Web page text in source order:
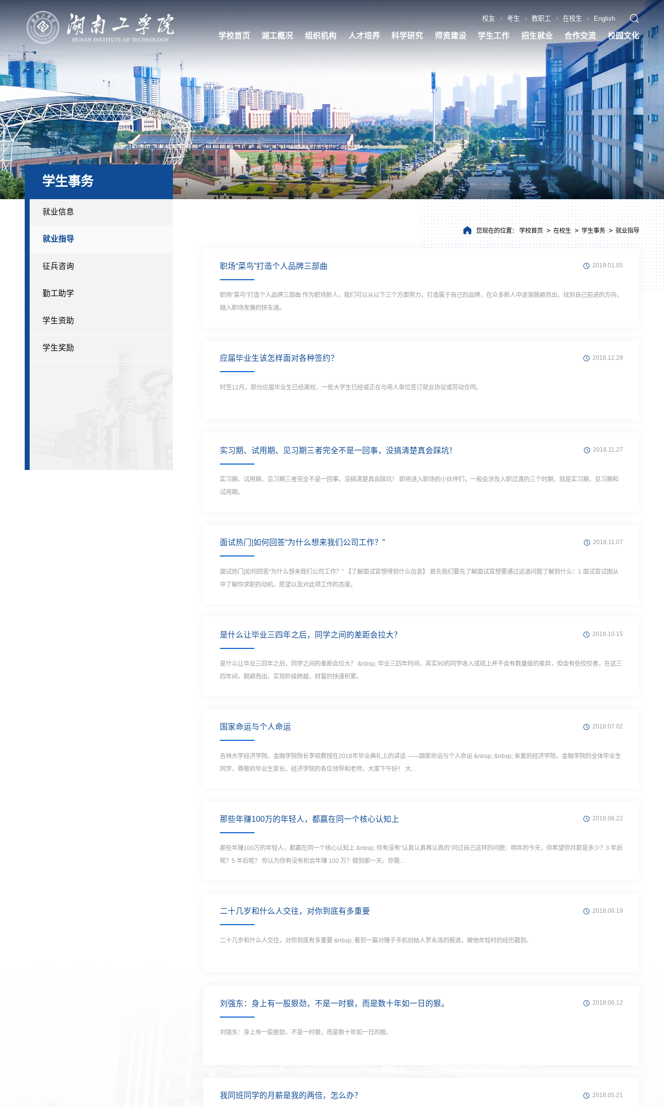
校友 | 考生 | 教职工 | 在校生 | English
学校首页 湖工概况 组织机构 人才培养 科学研究 师资建设 学生工作 招生就业 合作交流 校园文化
学生事务
就业信息
就业指导
征兵咨询
勤工助学
学生资助
学生奖励
您现在的位置：学校首页 > 在校生 > 学生事务 > 就业指导
职场“菜鸟”打造个人品牌三部曲 2019.01.05
职场“菜鸟”打造个人品牌三部曲 作为职场新人，我们可以从以下三个方面努力，打造属于自己的品牌，在众多新人中逐渐脱颖而出，找到自己前进的方向，
踏入职场发展的快车道。
应届毕业生该怎样面对各种签约？ 2018.12.29
时至12月，部分应届毕业生已经离校，一些大学生已经或正在与用人单位签订就业协议或劳动合同。
实习期、试用期、见习期三者完全不是一回事，没搞清楚真会踩坑！ 2018.11.27
实习期、试用期、见习期三者完全不是一回事，没搞清楚真会踩坑！ 即将进入职场的小伙伴们，一般会涉及入职过渡的三个时期，就是实习期、见习期和
试用期。
面试热门|如何回答“为什么想来我们公司工作？” 2018.11.07
面试热门|如何回答“为什么想来我们公司工作？” 【了解面试官想得到什么信息】 首先我们要先了解面试官想要通过这道问题了解到什么：1.面试官试图从
中了解你求职的动机、愿望以及对此项工作的态度。
是什么让毕业三四年之后，同学之间的差距会拉大？ 2018.10.15
是什么让毕业三四年之后，同学之间的差距会拉大？ &nbsp; 毕业三四年时间，其实90的同学收入成就上并不会有数量级的差异，但会有些佼佼者，在这三
四年间，脱颖而出，实现阶级跨越，财富的快速积累。
国家命运与个人命运 2018.07.02
吉林大学经济学院、金融学院院长李晓教授在2018年毕业典礼上的讲话 ——国家命运与个人命运 &nbsp; &nbsp; 亲爱的经济学院、金融学院的全体毕业生
同学，尊敬的毕业生家长，经济学院的各位领导和老师，大家下午好！ 大...
那些年赚100万的年轻人，都赢在同一个核心认知上 2018.06.22
那些年赚100万的年轻人，都赢在同一个核心认知上 &nbsp; 你有没有“认真认真再认真的”问过自己这样的问题：明年的今天，你希望你月薪是多少？3 年后
呢？5 年后呢？ 你认为你有没有机会年赚 100 万？做到那一天，你需...
二十几岁和什么人交往，对你到底有多重要 2018.06.19
二十几岁和什么人交往，对你到底有多重要 &nbsp; 看到一篇对锤子手机创始人罗永浩的报道，被他年轻时的经历戳到。
刘强东：身上有一股狠劲，不是一时狠，而是数十年如一日的狠。 2018.06.12
刘强东：身上有一股狠劲，不是一时狠，而是数十年如一日的狠。
我同班同学的月薪是我的两倍，怎么办？ 2018.05.21